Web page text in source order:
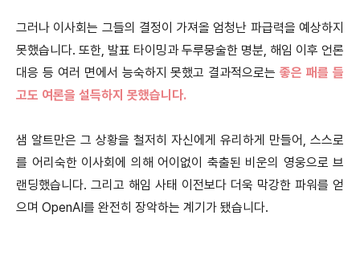
그러나 이사회는 그들의 결정이 가져올 엄청난 파급력을 예상하지
못했습니다. 또한, 발표 타이밍과 두루뭉술한 명분, 해임 이후 언론
대응 등 여러 면에서 능숙하지 못했고 결과적으로는좋은 패를 들
고도 여론을 설득하지 못했습니다.
샘 알트만은 그 상황을 철저히 자신에게 유리하게 만들어, 스스로
를 어리숙한 이사회에 의해 어이없이 축출된 비운의 영웅으로 브
랜딩했습니다. 그리고 해임 사태 이전보다 더욱 막강한 파워를 얻
으며 OpenAI를 완전히 장악하는 계기가 됐습니다.